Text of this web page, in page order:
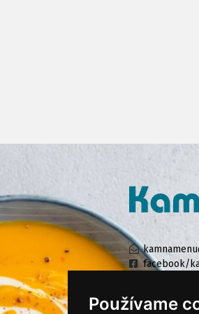
Používame
facebook/